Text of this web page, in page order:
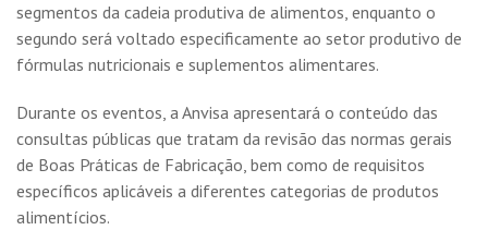
segmentos da cadeia produtiva de alimentos, enquanto o
segundo será voltado especificamente ao setor produtivo de
fórmulas nutricionais e suplementos alimentares.
Durante os eventos, a Anvisa apresentará o conteúdo das
consultas públicas que tratam da revisão das normas gerais
de Boas Práticas de Fabricação, bem como de requisitos
específicos aplicáveis a diferentes categorias de produtos
alimentícios.